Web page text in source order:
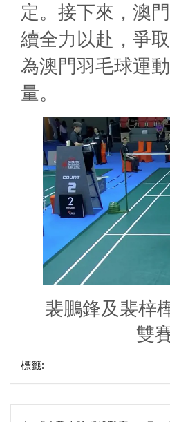
定。接下來，澳
續全力以赴，爭
為澳門羽毛球運
量。
裴鵬鋒及裴梓
雙
標籤: